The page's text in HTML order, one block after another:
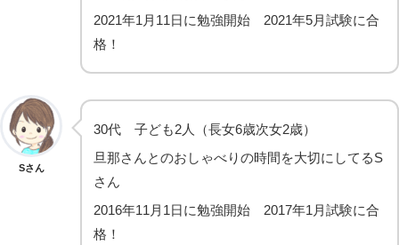
2021年1月11日に勉強開始 2021年5月試験に合
格！
Sさん
30代 子ども2人（長女6歳次女2歳）
旦那さんとのおしゃべりの時間を大切にしてるS
さん
2016年11月1日に勉強開始 2017年1月試験に合
格！